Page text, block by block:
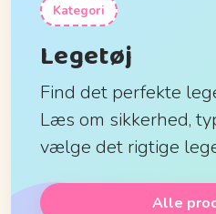
Kategori
Legetøj
Find det perfekte
Læs om sikkerhed,
vælge det rigtige
Alle